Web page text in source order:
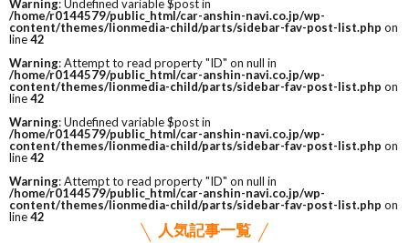
Warning: Undefined variable $post in
/home/r0144579/public_html/car-anshin-navi.co.jp/wp-
content/themes/lionmedia-child/parts/sidebar-fav-post-list.php on
line42
Warning: Attempt to read property "ID" on null in
/home/r0144579/public_html/car-anshin-navi.co.jp/wp-
content/themes/lionmedia-child/parts/sidebar-fav-post-list.php on
line42
Warning: Undefined variable $post in
/home/r0144579/public_html/car-anshin-navi.co.jp/wp-
content/themes/lionmedia-child/parts/sidebar-fav-post-list.php on
line42
Warning: Attempt to read property "ID" on null in
/home/r0144579/public_html/car-anshin-navi.co.jp/wp-
content/themes/lionmedia-child/parts/sidebar-fav-post-list.php on
line42
人気記事一覧